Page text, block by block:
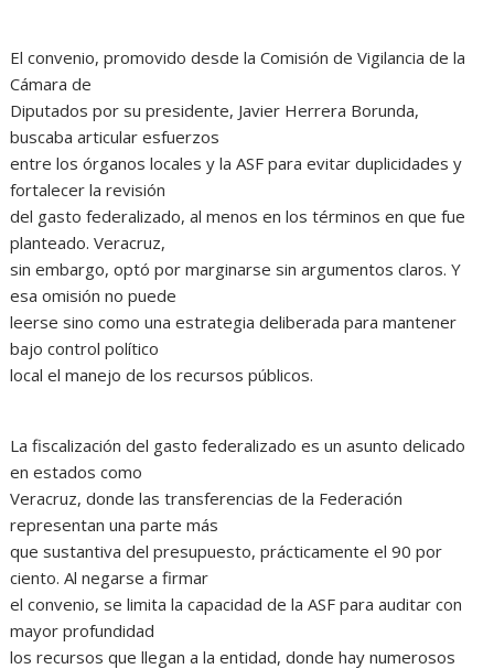
El convenio, promovido desde la Comisión de Vigilancia de la
Cámara de
Diputados por su presidente, Javier Herrera Borunda,
buscaba articular esfuerzos
entre los órganos locales y la ASF para evitar duplicidades y
fortalecer la revisión
del gasto federalizado, al menos en los términos en que fue
planteado. Veracruz,
sin embargo, optó por marginarse sin argumentos claros. Y
esa omisión no puede
leerse sino como una estrategia deliberada para mantener
bajo control político
local el manejo de los recursos públicos.
La fiscalización del gasto federalizado es un asunto delicado
en estados como
Veracruz, donde las transferencias de la Federación
representan una parte más
que sustantiva del presupuesto, prácticamente el 90 por
ciento. Al negarse a firmar
el convenio, se limita la capacidad de la ASF para auditar con
mayor profundidad
los recursos que llegan a la entidad, donde hay numerosos